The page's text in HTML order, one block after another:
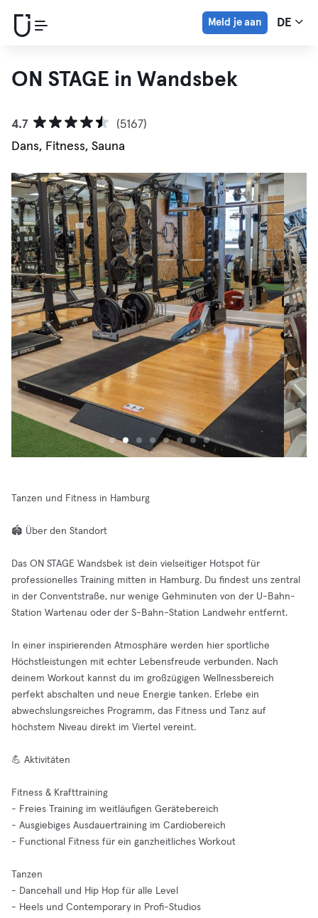
Meld je aan DE
ON STAGE in Wandsbek
4.7
(5167)
Dans, Fitness, Sauna
Tanzen und Fitness in Hamburg
🏟️ Über den Standort
Das ON STAGE Wandsbek ist dein vielseitiger Hotspot für
professionelles Training mitten in Hamburg. Du findest uns zentral
in der Conventstraße, nur wenige Gehminuten von der U-Bahn-
Station Wartenau oder der S-Bahn-Station Landwehr entfernt.
In einer inspirierenden Atmosphäre werden hier sportliche
Höchstleistungen mit echter Lebensfreude verbunden. Nach
deinem Workout kannst du im großzügigen Wellnessbereich
perfekt abschalten und neue Energie tanken. Erlebe ein
abwechslungsreiches Programm, das Fitness und Tanz auf
höchstem Niveau direkt im Viertel vereint.
💪 Aktivitäten
Fitness & Krafttraining
- Freies Training im weitläufigen Gerätebereich
- Ausgiebiges Ausdauertraining im Cardiobereich
- Functional Fitness für ein ganzheitliches Workout
Tanzen
- Dancehall und Hip Hop für alle Level
- Heels und Contemporary in Profi-Studios